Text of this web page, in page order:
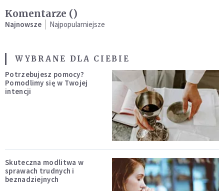
Komentarze ()
Najnowsze Najpopularniejsze
WYBRANE DLA CIEBIE
Potrzebujesz pomocy?
Pomodlimy się w Twojej
intencji
Skuteczna modlitwa w
sprawach trudnych i
beznadziejnych